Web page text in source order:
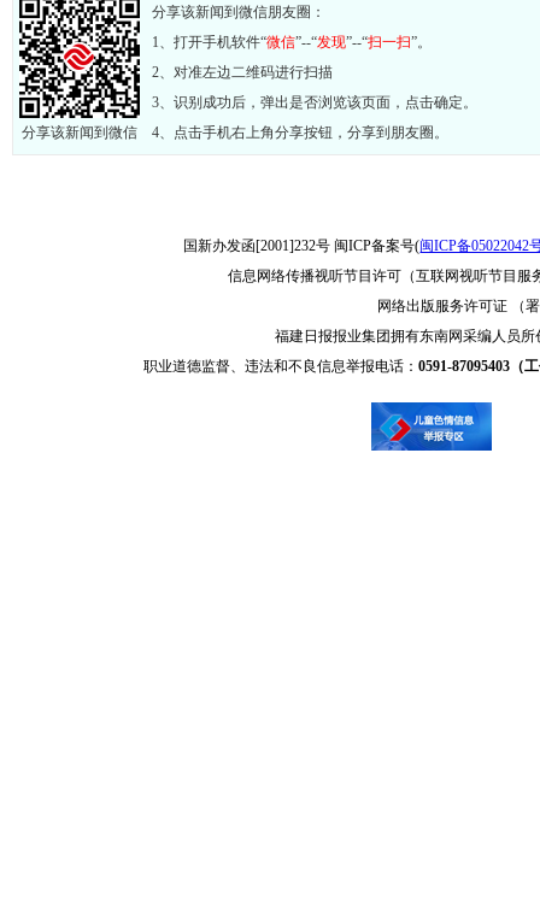
分享该新闻到微信
分享该新闻到微信朋友圈：
1、打开手机软件“微信”--“发现”--“扫一扫”。
2、对准左边二维码进行扫描
3、识别成功后，弹出是否浏览该页面，点击确定。
4、点击手机右上角分享按钮，分享到朋友圈。